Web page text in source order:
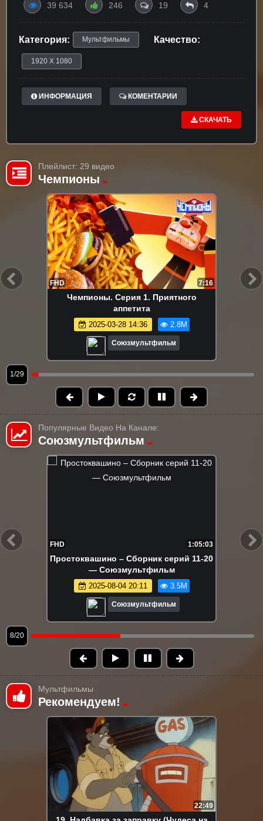
39 634 246 19 4
Категория: Мультфильмы Качество:
1920 X 1080
ИНФОРМАЦИЯ КОМЕНТАРИИ
СКАЧАТЬ
Плейлист: 29 видео
Чемпионы
FHD 7:16
Чемпионы. Серия 1. Приятного
аппетита
2025-03-28 14:36 2.8M
Союзмультфильм
1/29
Популярные Видео На Канале:
Союзмультфильм
FHD 7:16
Умка на ёлке
2024-12-19 12:41 3.3M
Союзмультфильм
9/20
Мультфильмы
Рекомендуем!
22:49